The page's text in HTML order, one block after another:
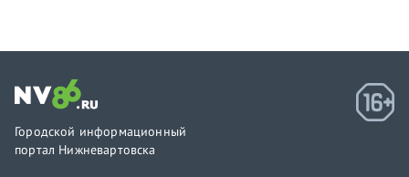
Городской информационный
портал Нижневартовска